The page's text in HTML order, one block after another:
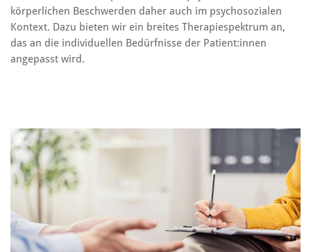
körperlichen Beschwerden daher auch im psychosozialen
Kontext. Dazu bieten wir ein breites Therapiespektrum an,
das an die individuellen Bedürfnisse der Patient:innen
angepasst wird.